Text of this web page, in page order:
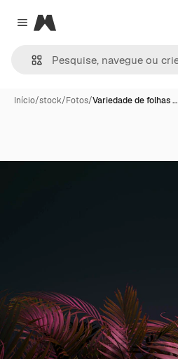
Close menu
Magnific
Início/stock/Fotos/Variedade de folhas …